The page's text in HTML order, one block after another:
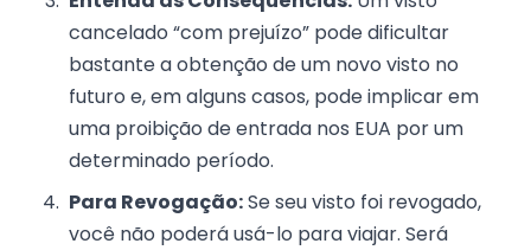
cancelado “com prejuízo” pode dificultar
bastante a obtenção de um novo visto no
futuro e, em alguns casos, pode implicar em
uma proibição de entrada nos EUA por um
determinado período.
Para Revogação:Se seu visto foi revogado,
você não poderá usá-lo para viajar. Será